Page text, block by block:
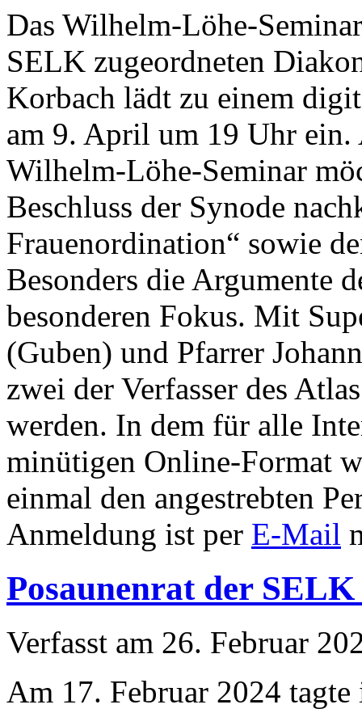
Das Wilhelm-Löhe-
SELK zugeordneten
Korbach lädt zu einem
am 9. April um 19 Uhr ein.
Wilhelm-Löhe-Seminar
Beschluss der Synode
Frauenordination“ sowie
Besonders die Argumente
besonderen Fokus. Mit
(Guben) und Pfarrer
zwei der Verfasser des
werden. In dem für alle
minütigen Online-Format
einmal den angestrebten
Anmeldung ist per E-Mail
Posaunenrat der
Verfasst am 26. Februar
Am 17. Februar 2024 tagte